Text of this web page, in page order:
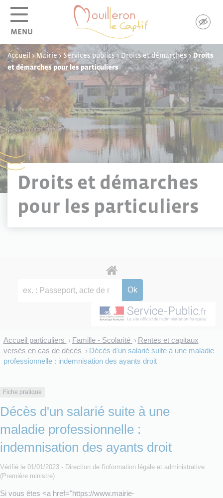
MENU
Accueil >Mairie> Services publics>Droits et démarches>Droits
et démarches pour les particuliers
Droits et démarches
pour les particuliers
Accueil particuliers > Famille - Scolarité > Rentes et capitaux
versés en cas de décès > Décès d'un salarié suite à une maladie
professionnelle : indemnisation des ayants droit
Fiche pratique
Décès d'un salarié suite à une
maladie professionnelle :
indemnisation des ayants droit
Vérifié le 01/01/2023 - Direction de l'information légale et administrative
(Première ministre)
Si vous êtes <a href="https://www.mairie-
Panneau de gestion des cookies